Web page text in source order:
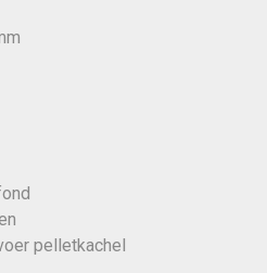
pelletkachel